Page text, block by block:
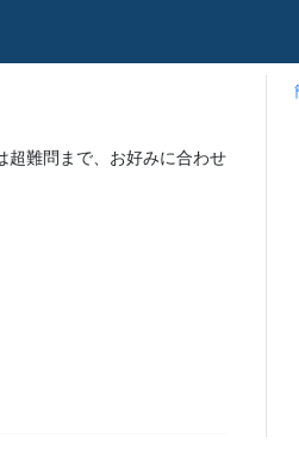
超難問まで、お好みに合わせ